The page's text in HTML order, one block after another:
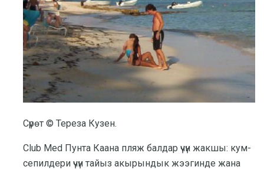
Сүрөт © Тереза ​​Кузен.
Club Med Пунта Каана пляж балдар үчүн жакшы: кум-
сепилдери үчүн тайыз акырындык жээгинде жана